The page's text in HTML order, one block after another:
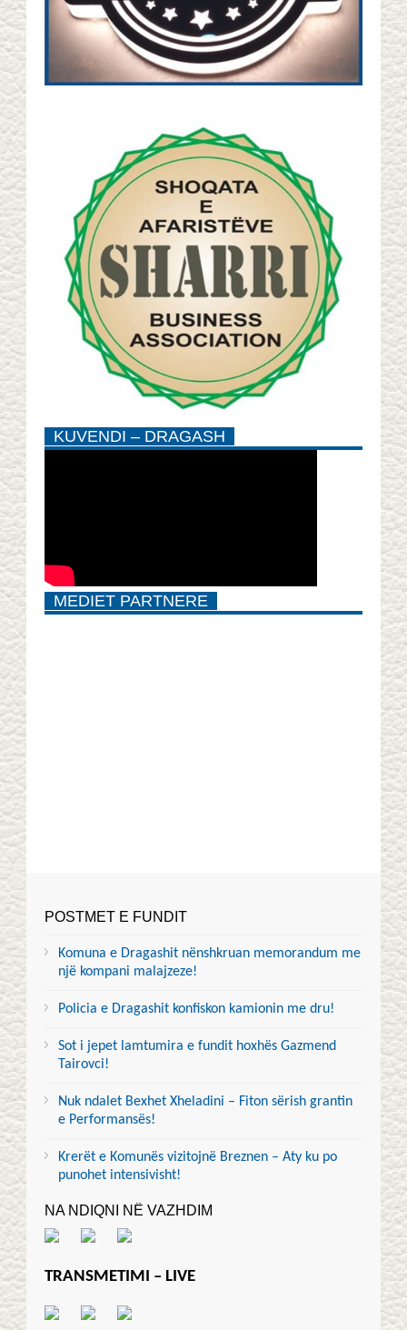
KUVENDI – DRAGASH
MEDIET PARTNERE
POSTMET E FUNDIT
Komuna e Dragashit nënshkruan memorandum me
një kompani malajzeze!
Policia e Dragashit konfiskon kamionin me dru!
Sot i jepet lamtumira e fundit hoxhës Gazmend
Tairovci!
Nuk ndalet Bexhet Xheladini – Fiton sërish grantin
e Performansës!
Krerët e Komunës vizitojnë Breznen – Aty ku po
punohet intensivisht!
NA NDIQNI NË VAZHDIM
TRANSMETIMI – LIVE